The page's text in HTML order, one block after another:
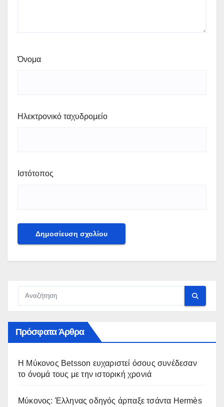
Όνομα
Ηλεκτρονικό ταχυδρομείο
Ιστότοπος
Πρόσφατα Άρθρα
Η Μύκονος Betsson ευχαριστεί όσους συνέδεσαν
το όνομά τους με την ιστορική χρονιά
Μύκονος: Έλληνας οδηγός άρπαξε τσάντα Hermès